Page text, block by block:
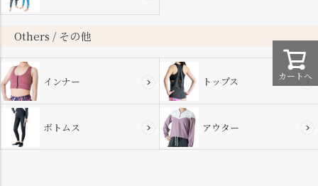
カートへ
Others / その他
インナー トップス
ボトムス アウター